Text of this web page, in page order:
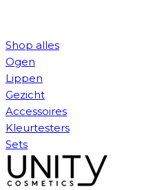
Shop alles
Ogen
Lippen
Gezicht
Accessoires
Kleurtesters
Sets